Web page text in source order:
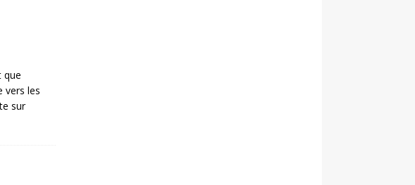
que
vers les
sur